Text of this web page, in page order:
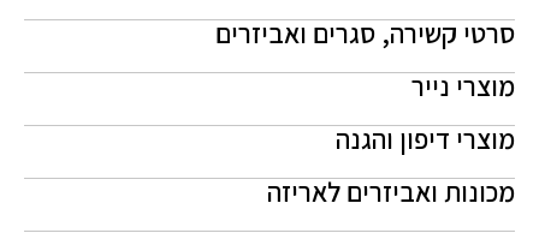
סרטי קשירה, סגרים ואביזרים
מוצרי נייר
מוצרי דיפון והגנה
מכונות ואביזרים לאריזה